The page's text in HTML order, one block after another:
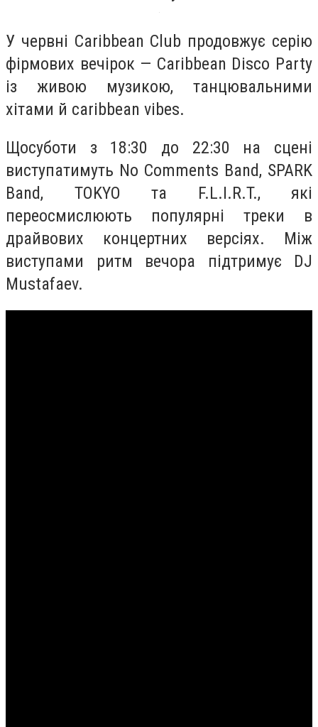
У червні Caribbean Club продовжує серію
фірмових вечірок — Caribbean Disco Party
із живою музикою, танцювальними
хітами й caribbean vibes.
Щосуботи з 18:30 до 22:30 на сцені
виступатимуть No Comments Band, SPARK
Band, TOKYO та F.L.I.R.T., які
переосмислюють популярні треки в
драйвових концертних версіях. Між
виступами ритм вечора підтримує DJ
Mustafaev.